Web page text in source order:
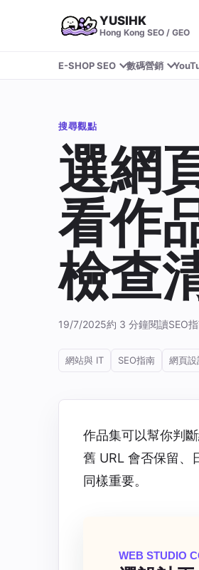
YUSIHK
Hong Kong SEO / GEO
E-SHOP SEO 數碼營銷
搜尋觀點
選網
看作
檢查
19/7/2025約 3 分鐘閱讀SEO
網站與 IT SEO指南 網頁設
作品集可以幫你判
舊 URL 會否保留、
同樣重要。